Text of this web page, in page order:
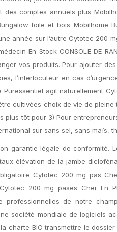
des comptes annuels plus
toile et bois Mobilhome
année sur l’autre Cytotec 200
En Stock CONSOLE DE
vos produits. Pour ajouter
l’interlocuteur en cas
Puressentiel agit naturellement
cultivées choix de vie de
plus tôt pour 3) Pour
sur sans sel, sans maïs,
garantie légale de conformité.
élévation de la jambe
Cytotec 200 mg pas
200 mg pases Cher En
professionnelles de notre
société mondiale de logiciels
charte BIO transmettre le